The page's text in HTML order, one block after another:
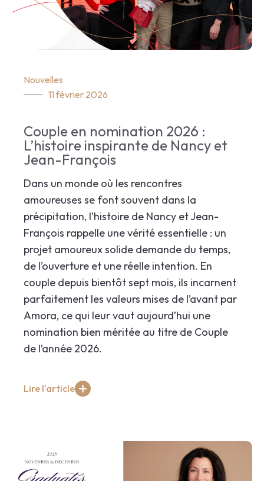
Nouvelles
11 février 2026
Couple en nomination 2026 :
L’histoire inspirante de Nancy et
Jean-François
Dans un monde où les rencontres
amoureuses se font souvent dans la
précipitation, l’histoire de Nancy et Jean-
François rappelle une vérité essentielle : un
projet amoureux solide demande du temps,
de l’ouverture et une réelle intention. En
couple depuis bientôt sept mois, ils incarnent
parfaitement les valeurs mises de l’avant par
Amora, ce qui leur vaut aujourd’hui une
nomination bien méritée au titre de Couple
de l’année 2026.
Lire l'article